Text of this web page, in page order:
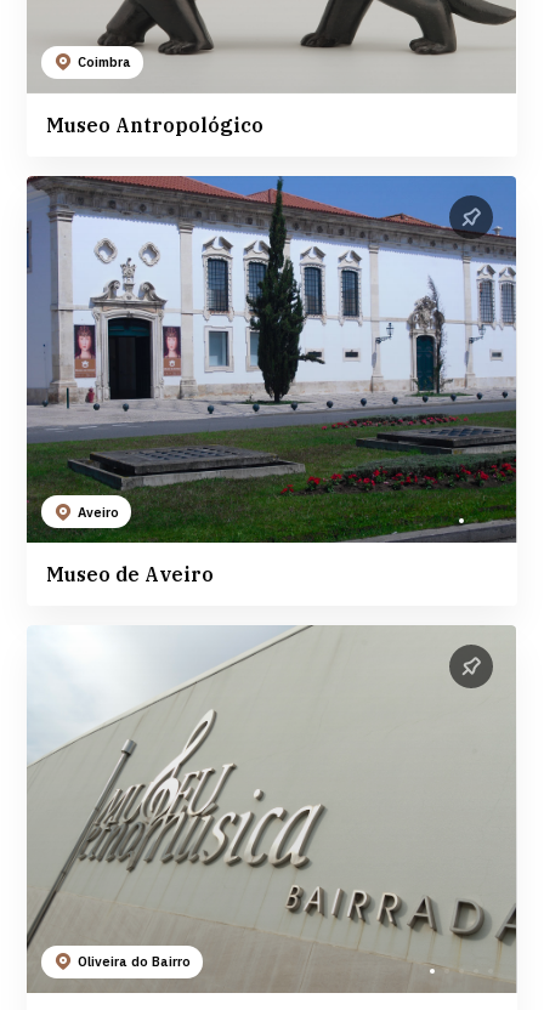
Coimbra
Museo Antropológico
Aveiro
Museo de Aveiro
Oliveira do Bairro